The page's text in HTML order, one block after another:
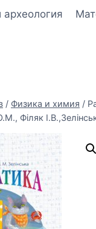
/ Физика и химия /
Філяк